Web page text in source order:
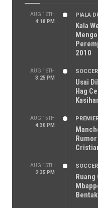
AUG 16TH
4:18 PM
PIALA
Kala
2010
AUG 16TH
3:25 PM
SOCCER
Usai
Hag
AUG 15TH
4:30 PM
AUG 15TH
2:35 PM
SOCCER
Ruang